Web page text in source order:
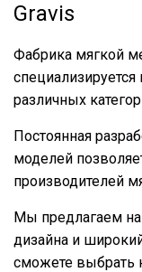
Gravis
Фабрика мягкой
различных
Постоянная
моделей
производителей
Мы предлагаем
дизайна и
сможете выбрать